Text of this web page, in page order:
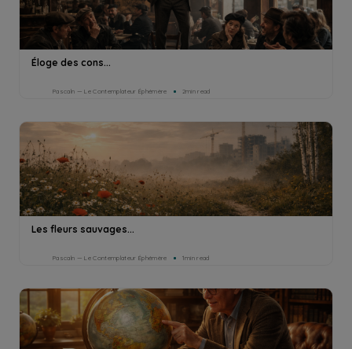
Éloge des cons...
Pascaln — Le Contemplateur Éphémère 2min read
Les fleurs sauvages...
Pascaln — Le Contemplateur Éphémère 1min read